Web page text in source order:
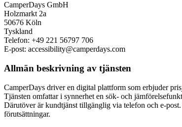
CamperDays GmbH
Holzmarkt 2a
50676 Köln
Tyskland
Telefon: +49 221 56797 706
E-post: accessibility@camperdays.com
Allmän beskrivning av tjänsten
CamperDays driver en digital plattform som erbjuder
Tjänsten omfattar i synnerhet en sök- och
Därutöver är kundtjänst tillgänglig via telefon och e-
förutsättningar.